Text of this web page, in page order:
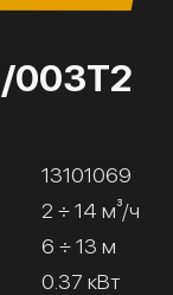
003Т2
13101069
2 ÷ 14 м³/ч
6 ÷ 13 м
0.37 кВт